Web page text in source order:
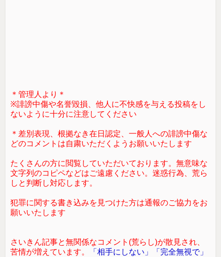
＊管理人より＊
※誹謗中傷や名誉毀損、他人に不快感を与える投稿をし
ないように十分に注意してください
＊差別表現、根拠なき在日認定、一般人への誹謗中傷な
どのコメントは自粛いただくようお願いいたします
たくさんの方に閲覧していただいております。無意味な
文字列のコピペなどはご遠慮ください。迷惑行為、荒ら
しと判断し対応します。
犯罪に関する書き込みを見つけた方は通報のご協力をお
願いいたします
さいきん記事と無関係なコメント(荒らし)が散見され、
苦情が増えています。
「相手にしない」「完全無視で」